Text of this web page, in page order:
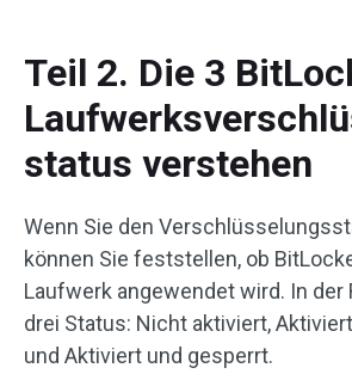
Teil 2. Die 3
status verstehen
Wenn Sie den
können Sie feststellen, ob
Laufwerk angewendet wird. In der
drei Status: Nicht aktiviert,
und Aktiviert und gesperrt.